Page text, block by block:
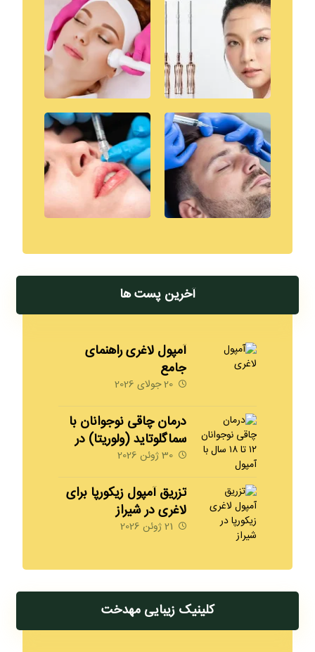
آخرین پست ها
آمپول لاغری راهنمای
جامع
20 جولای 2026
درمان چاقی نوجوانان با
سماگلوتاید (ولوریتا) در
شیراز | 09170008792
30 ژوئن 2026
تزریق آمپول زیکورپا برای
لاغری در شیراز
09170008792
21 ژوئن 2026
کلینیک زیبایی مهدخت